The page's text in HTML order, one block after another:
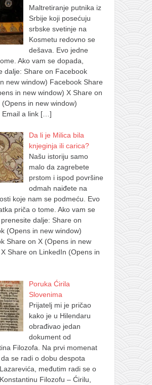
Maltretiranje putnika iz
Srbije koji posećuju
srbske svetinje na
Kosmetu redovno se
dešava. Evo jedne
Ako vam se dopada,
dalje: Share on Facebook
new window) Facebook Share
in new window) X Share on
(Opens in new window)
Email a link […]
Da li je Milica bila
knjeginja ili carica?
Našu istoriju samo
malo da zagrebete
prstom i ispod površine
odmah naiđete na
koje nam se podmeću. Evo
priča o tome. Ako vam se
dalje: Share on
(Opens in new window)
Share on X (Opens in new
Share on LinkedIn (Opens in
Poruka Ćirila
Slovenima
Prijatelj mi je pričao
kako je u Hilendaru
obrađivao jedan
dokument od
Filozofa. Na prvi momenat
se radi o dobu despota
međutim radi se o
Filozofu – Ćirilu,